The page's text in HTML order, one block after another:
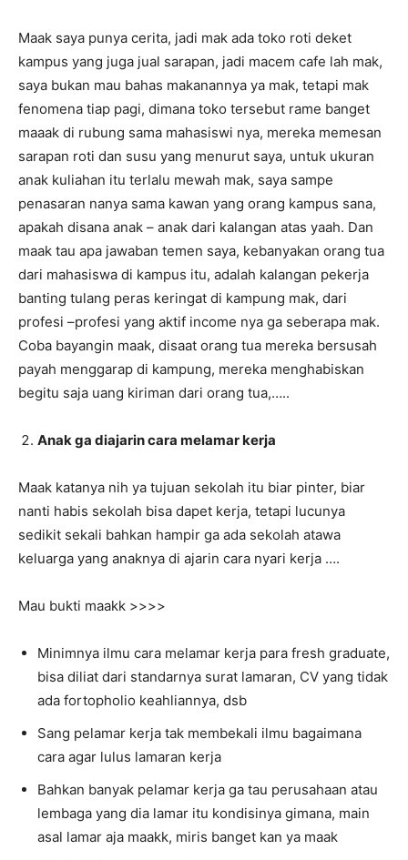
Maak saya punya cerita, jadi mak ada toko roti deket
kampus yang juga jual sarapan, jadi macem cafe lah mak,
saya bukan mau bahas makanannya ya mak, tetapi mak
fenomena tiap pagi, dimana toko tersebut rame banget
maaak di rubung sama mahasiswi nya, mereka memesan
sarapan roti dan susu yang menurut saya, untuk ukuran
anak kuliahan itu terlalu mewah mak, saya sampe
penasaran nanya sama kawan yang orang kampus sana,
apakah disana anak – anak dari kalangan atas yaah. Dan
maak tau apa jawaban temen saya, kebanyakan orang tua
dari mahasiswa di kampus itu, adalah kalangan pekerja
banting tulang peras keringat di kampung mak, dari
profesi –profesi yang aktif income nya ga seberapa mak.
Coba bayangin maak, disaat orang tua mereka bersusah
payah menggarap di kampung, mereka menghabiskan
begitu saja uang kiriman dari orang tua,…..
Anak ga diajarin cara melamar kerja
Maak katanya nih ya tujuan sekolah itu biar pinter, biar
nanti habis sekolah bisa dapet kerja, tetapi lucunya
sedikit sekali bahkan hampir ga ada sekolah atawa
keluarga yang anaknya di ajarin cara nyari kerja ….
Mau bukti maakk >>>>
Minimnya ilmu cara melamar kerja para fresh graduate,
bisa diliat dari standarnya surat lamaran, CV yang tidak
ada fortopholio keahliannya, dsb
Sang pelamar kerja tak membekali ilmu bagaimana
cara agar lulus lamaran kerja
Bahkan banyak pelamar kerja ga tau perusahaan atau
lembaga yang dia lamar itu kondisinya gimana, main
asal lamar aja maakk, miris banget kan ya maak